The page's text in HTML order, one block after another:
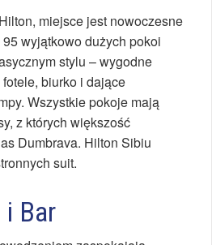
miejsce jest nowoczesne
wyjątkowo dużych pokoi
stylu – wygodne
biurko i dające
Wszystkie pokoje mają
z których większość
Dumbrava. Hilton Sibiu
suit.
i Bar